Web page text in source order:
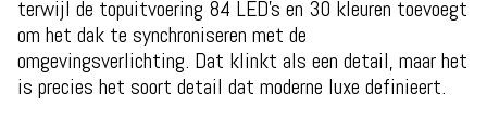
terwijl de topuitvoering 84 LED's en 30 kleuren toevoegt
om het dak te synchroniseren met de
omgevingsverlichting. Dat klinkt als een detail, maar het
is precies het soort detail dat moderne luxe definieert.